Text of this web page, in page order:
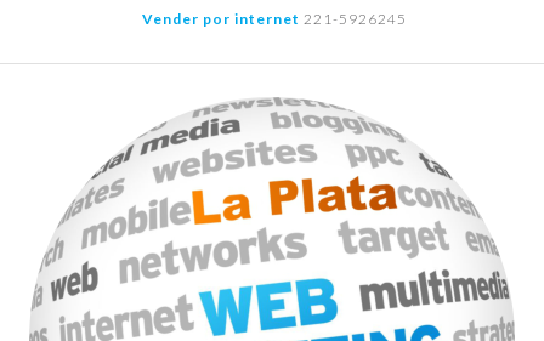
contenido
Vender por internet 221-5926245